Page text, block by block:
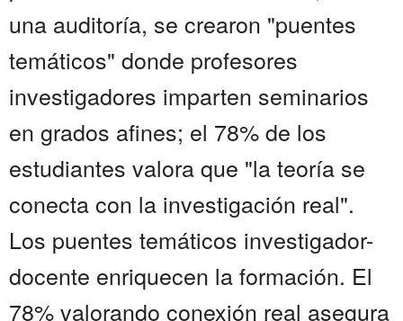
una auditoría, se crearon "puentes
temáticos" donde profesores
investigadores imparten seminarios
en grados afines; el 78% de los
estudiantes valora que "la teoría se
conecta con la investigación real".
Los puentes temáticos investigador-
docente enriquecen la formación. El
78% valorando conexión real asegura